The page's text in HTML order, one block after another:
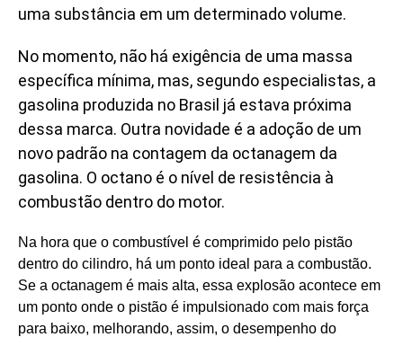
uma substância em um determinado volume.
No momento, não há exigência de uma massa
específica mínima, mas, segundo especialistas, a
gasolina produzida no Brasil já estava próxima
dessa marca. Outra novidade é a adoção de um
novo padrão na contagem da octanagem da
gasolina. O octano é o nível de resistência à
combustão dentro do motor.
Na hora que o combustível é comprimido pelo pistão
dentro do cilindro, há um ponto ideal para a combustão.
Se a octanagem é mais alta, essa explosão acontece em
um ponto onde o pistão é impulsionado com mais força
para baixo, melhorando, assim, o desempenho do